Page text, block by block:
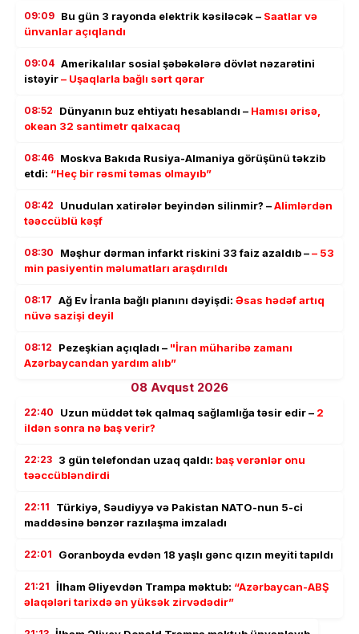
09:09 Bu gün 3 rayonda elektrik kəsiləcək – Saatlar və
ünvanlar açıqlandı
09:04 Amerikalılar sosial şəbəkələrə dövlət nəzarətini
istəyir– Uşaqlarla bağlı sərt qərar
08:52 Dünyanın buz ehtiyatı hesablandı – Hamısı ərisə,
okean 32 santimetr qalxacaq
08:46 Moskva Bakıda Rusiya-Almaniya görüşünü təkzib
etdi: “Heç bir rəsmi təmas olmayıb”
08:42 Unudulan xatirələr beyindən silinmir? –Alimlərdən
təəccüblü kəşf
08:30 Məşhur dərman infarkt riskini 33 faiz azaldıb –– 53
min pasiyentin məlumatları araşdırıldı
08:17 Ağ Ev İranla bağlı planını dəyişdi: Əsas hədəf artıq
nüvə sazişi deyil
08:12 Pezeşkian açıqladı – "İran müharibə zamanı
Azərbaycandan yardım alıb”
08 Avqust 2026
22:40 Uzun müddət tək qalmaq sağlamlığa təsir edir – 2
ildən sonra nə baş verir?
22:23 3 gün telefondan uzaq qaldı: baş verənlər onu
təəccübləndirdi
22:11
Türkiyə, Səudiyyə və Pakistan NATO-nun 5-ci
maddəsinə bənzər razılaşma imzaladı
22:01 Goranboyda evdən 18 yaşlı gənc qızın meyiti tapıldı
21:21 İlham Əliyevdən Trampa məktub: “Azərbaycan-ABŞ
əlaqələri tarixdə ən yüksək zirvədədir”